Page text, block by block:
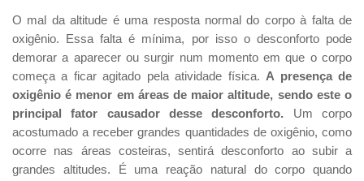
O mal da altitude é uma resposta normal do corpo à falta de
oxigênio. Essa falta é mínima, por isso o desconforto pode
demorar a aparecer ou surgir num momento em que o corpo
começa a ficar agitado pela atividade física. A presença de
oxigênio é menor em áreas de maior altitude, sendo este o
principal fator causador desse desconforto. Um corpo
acostumado a receber grandes quantidades de oxigênio, como
ocorre nas áreas costeiras, sentirá desconforto ao subir a
grandes altitudes. É uma reação natural do corpo quando